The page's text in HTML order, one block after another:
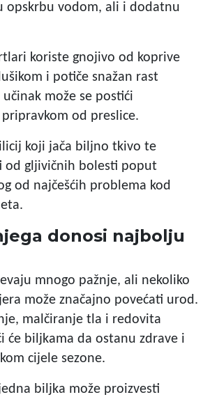
opskrbu vodom, ali i dodatnu
koriste gnojivo od koprive
i potiče snažan rast
može se postići
od preslice.
koji jača biljno tkivo te
od gljivičnih bolesti poput
od najčešćih problema kod
donosi najbolju
mnogo pažnje, ali nekoliko
može značajno povećati urod.
malčiranje tla i redovita
će biljkama da ostanu zdrave i
cijele sezone.
biljka može proizvesti